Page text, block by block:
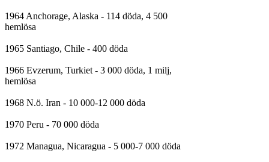
1964 Anchorage, Alaska - 114 döda, 4 500
hemlösa
1965 Santiago, Chile - 400 döda
1966 Evzerum, Turkiet - 3 000 döda, 1 milj,
hemlösa
1968 N.ö. Iran - 10 000-12 000 döda
1970 Peru - 70 000 döda
1972 Managua, Nicaragua - 5 000-7 000 döda